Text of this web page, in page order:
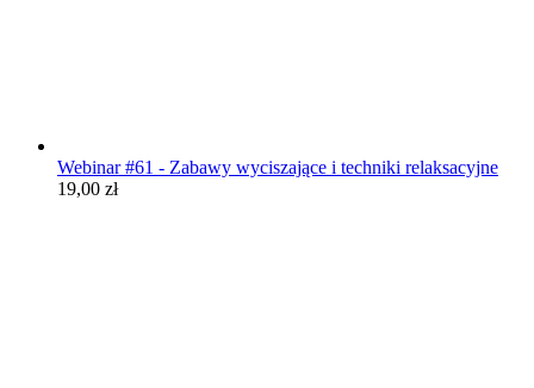
Webinar #61 - Zabawy wyciszające i techniki relaksacyjne
19,00 zł